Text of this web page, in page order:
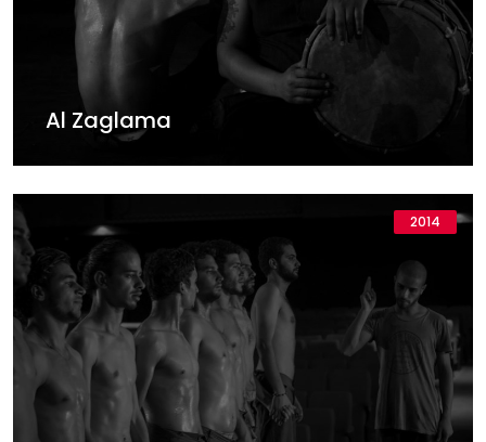
Al Zaglama
2014